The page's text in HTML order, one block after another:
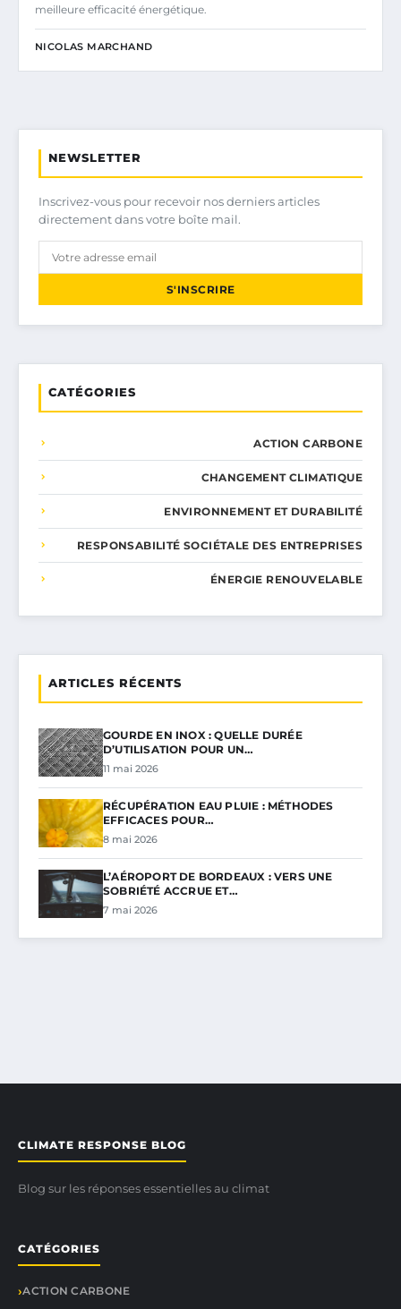
meilleure efficacité énergétique.
NICOLAS MARCHAND
NEWSLETTER
Inscrivez-vous pour recevoir nos derniers articles
directement dans votre boîte mail.
S'INSCRIRE
CATÉGORIES
ACTION CARBONE
CHANGEMENT CLIMATIQUE
ENVIRONNEMENT ET DURABILITÉ
RESPONSABILITÉ SOCIÉTALE DES ENTREPRISES
ÉNERGIE RENOUVELABLE
ARTICLES RÉCENTS
GOURDE EN INOX : QUELLE DURÉE
D’UTILISATION POUR UN…
11 mai 2026
RÉCUPÉRATION EAU PLUIE : MÉTHODES
EFFICACES POUR…
8 mai 2026
L’AÉROPORT DE BORDEAUX : VERS UNE
SOBRIÉTÉ ACCRUE ET…
7 mai 2026
CLIMATE RESPONSE BLOG
Blog sur les réponses essentielles au climat
CATÉGORIES
ACTION CARBONE